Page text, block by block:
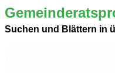
Suchen und Blättern in